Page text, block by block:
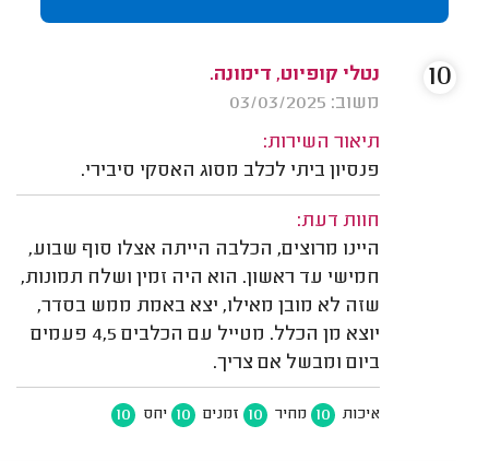
נטלי קופיוט, דימונה.
משוב: 03/03/2025
תיאור השירות:
פנסיון ביתי לכלב מסוג האסקי סיבירי.
חוות דעת:
היינו מרוצים, הכלבה הייתה אצלו סוף שבוע,
חמישי עד ראשון. הוא היה זמין ושלח תמונות,
שזה לא מובן מאילו, יצא באמת ממש בסדר,
יוצא מן הכלל. מטייל עם הכלבים 4,5 פעמים
ביום ומבשל אם צריך.
איכות 10 מחיר 10 זמנים 10 יחס 10
10